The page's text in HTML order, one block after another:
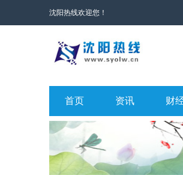
沈阳热线欢迎您！
首页 资讯 财